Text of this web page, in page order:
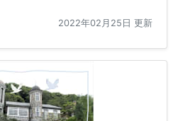
2022年02月25日 更新